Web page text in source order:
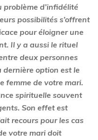
d’infidélité
possibilités s’offrent
pour éloigner une
Il y a aussi le rituel
deux personnes
option est le
femme de votre mari.
spirituelle souvent
Son effet est
recours pour les cas
votre mari doit